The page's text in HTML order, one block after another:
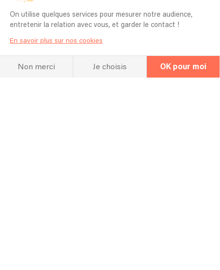
Artiste à surprise : cet artiste n’a pas encore de bio.
On utilise quelques services pour mesurer notre audience,
entretenir la relation avec vous, et garder le contact !
En savoir plus sur nos cookies
Non merci Je choisis OK pour moi